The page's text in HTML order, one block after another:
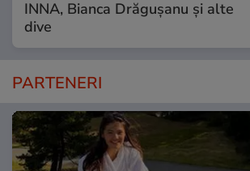
INNA, Bianca Drăgușanu și alte
dive
PARTENERI